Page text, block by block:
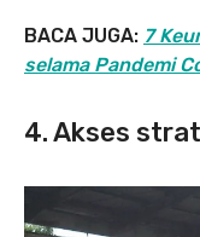
BACA JUGA: 7
selama Pandemi
4. Akses